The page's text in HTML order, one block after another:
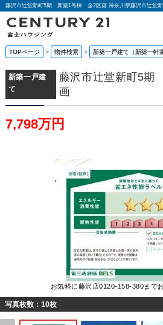
TOPページ 物件検索 新築一戸建て（新築一軒
新築一戸建
て
藤沢市辻堂新町5
画
7,798万円
お気軽に藤沢店0120-158-380まで
写真枚数：10枚